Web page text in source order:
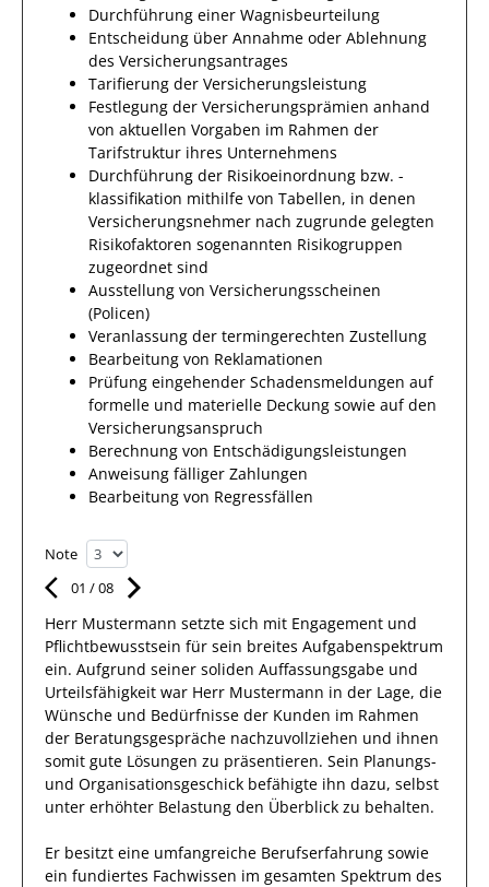
Durchführung einer Wagnisbeurteilung
Entscheidung über Annahme oder Ablehnung
des Versicherungsantrages
Tarifierung der Versicherungsleistung
Festlegung der Versicherungsprämien anhand
von aktuellen Vorgaben im Rahmen der
Tarifstruktur ihres Unternehmens
Durchführung der Risikoeinordnung bzw. -
klassifikation mithilfe von Tabellen, in denen
Versicherungsnehmer nach zugrunde gelegten
Risikofaktoren sogenannten Risikogruppen
zugeordnet sind
Ausstellung von Versicherungsscheinen
(Policen)
Veranlassung der termingerechten Zustellung
Bearbeitung von Reklamationen
Prüfung eingehender Schadensmeldungen auf
formelle und materielle Deckung sowie auf den
Versicherungsanspruch
Berechnung von Entschädigungsleistungen
Anweisung fälliger Zahlungen
Bearbeitung von Regressfällen
Note
01 /08
Herr Mustermann setzte sich mit Engagement und
Pflichtbewusstsein für sein breites Aufgabenspektrum
ein. Aufgrund seiner soliden Auffassungsgabe und
Urteilsfähigkeit war Herr Mustermann in der Lage, die
Wünsche und Bedürfnisse der Kunden im Rahmen
der Beratungsgespräche nachzuvollziehen und ihnen
somit gute Lösungen zu präsentieren. Sein Planungs-
und Organisationsgeschick befähigte ihn dazu, selbst
unter erhöhter Belastung den Überblick zu behalten.
Er besitzt eine umfangreiche Berufserfahrung sowie
ein fundiertes Fachwissen im gesamten Spektrum des